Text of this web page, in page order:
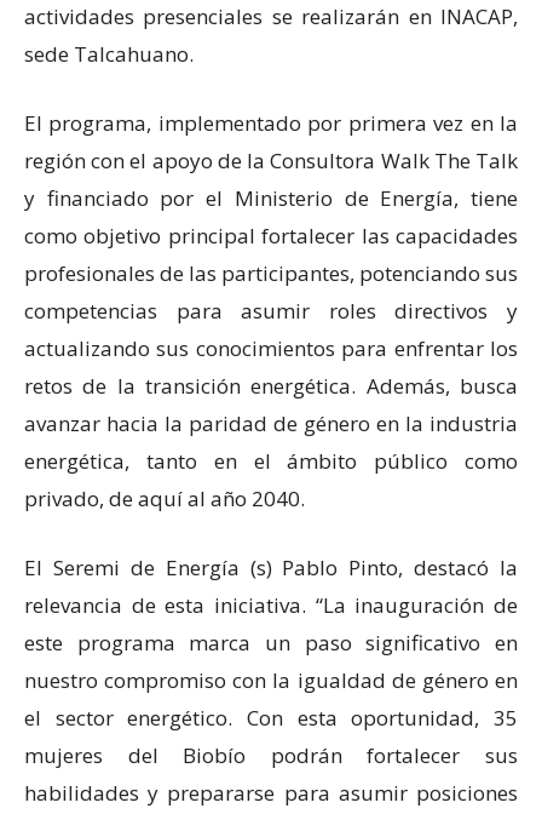
actividades presenciales se realizarán en INACAP,
sede Talcahuano.
El programa, implementado por primera vez en la
región con el apoyo de la Consultora Walk The Talk
y financiado por el Ministerio de Energía, tiene
como objetivo principal fortalecer las capacidades
profesionales de las participantes, potenciando sus
competencias para asumir roles directivos y
actualizando sus conocimientos para enfrentar los
retos de la transición energética. Además, busca
avanzar hacia la paridad de género en la industria
energética, tanto en el ámbito público como
privado, de aquí al año 2040.
El Seremi de Energía (s) Pablo Pinto, destacó la
relevancia de esta iniciativa. “La inauguración de
este programa marca un paso significativo en
nuestro compromiso con la igualdad de género en
el sector energético. Con esta oportunidad, 35
mujeres del Biobío podrán fortalecer sus
habilidades y prepararse para asumir posiciones